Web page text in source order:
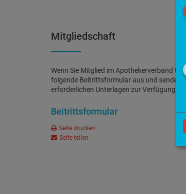
Mitgliedschaft
Wenn Sie Mitglied im Apothekerverband
folgende Beitrittsformular aus und senden
erforderlichen Unterlagen zur Verfügung
Beitrittsformular
Seite drucken
Seite teilen